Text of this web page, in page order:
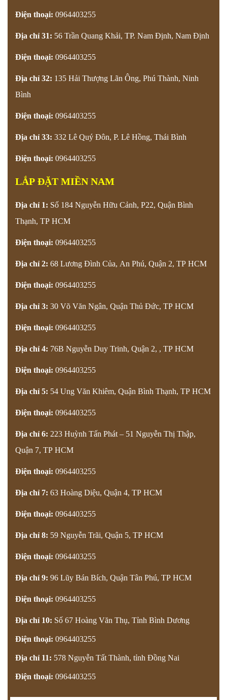
Điện thoại: 0964403255
Địa chỉ 31: 56 Trần Quang Khải, TP. Nam Định, Nam Định
Điện thoại: 0964403255
Địa chỉ 32: 135 Hải Thượng Lãn Ông, Phú Thành, Ninh
Bình
Điện thoại: 0964403255
Địa chỉ 33: 332 Lê Quý Đôn, P. Lê Hồng, Thái Bình
Điện thoại: 0964403255
LẮP ĐẶT MIỀN NAM
Địa chỉ 1: Số 184 Nguyễn Hữu Cảnh, P22, Quận Bình
Thạnh, TP HCM
Điện thoại: 0964403255
Địa chỉ 2: 68 Lương Đình Của, An Phú, Quận 2, TP HCM
Điện thoại: 0964403255
Địa chỉ 3: 30 Võ Văn Ngân, Quận Thủ Đức , TP HCM
Điện thoại: 0964403255
Địa chỉ 4: 76B Nguyễn Duy Trinh, Quận 2, , TP HCM
Điện thoại: 0964403255
Địa chỉ 5: 54 Ung Văn Khiêm, Quận Bình Thạnh , TP HCM
Điện thoại: 0964403255
Địa chỉ 6: 223 Huỳnh Tấn Phát – 51 Nguyễn Thị Thập,
Quận 7 , TP HCM
Điện thoại: 0964403255
Địa chỉ 7: 63 Hoàng Diệu, Quận 4 , TP HCM
Điện thoại: 0964403255
Địa chỉ 8: 59 Nguyễn Trãi, Quận 5 , TP HCM
Điện thoại: 0964403255
Địa chỉ 9: 96 Lũy Bán Bích, Quận Tân Phú , TP HCM
Điện thoại: 0964403255
Địa chỉ 10: Số 67 Hoàng Văn Thụ, Tỉnh Bình Dương
Điện thoại: 0964403255
Địa chỉ 11: 578 Nguyễn Tất Thành, tỉnh Đồng Nai
Điện thoại: 0964403255